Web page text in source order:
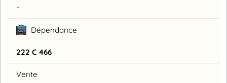
-
Dépendance
222 C 466
Vente